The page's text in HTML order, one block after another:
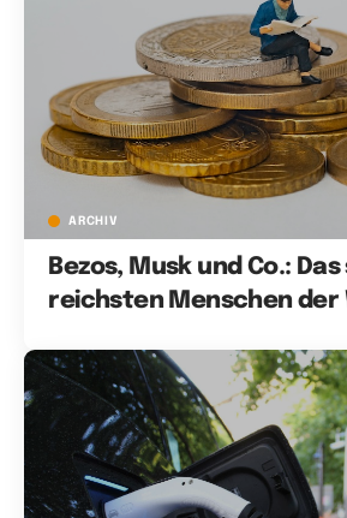
ARCHIV
Bezos, Musk und Co.: Das
reichsten Menschen der